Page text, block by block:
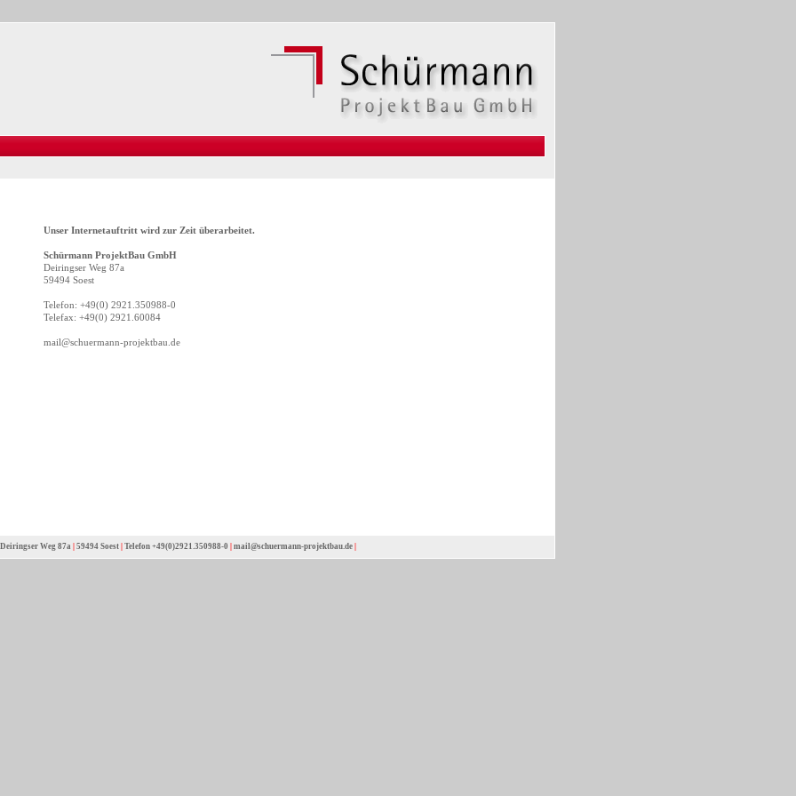
Unser Internetauftritt wird zur Zeit überarbeitet.
Schürmann ProjektBau GmbH
Deiringser Weg 87a
59494 Soest
Telefon: +49(0) 2921.350988-0
Telefax: +49(0) 2921.60084
mail@schuermann-projektbau.de
Deiringser Weg 87a 59494 Soest Telefon +49(0)2921.350988-0 mail@schuermann-projektbau.de